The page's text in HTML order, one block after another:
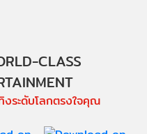
CLASS
ระดับโลกตรงใจคุณ